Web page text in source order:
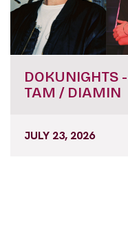
DOKUNIGHTS
TAM / DIAMIN
JULY 23, 2026